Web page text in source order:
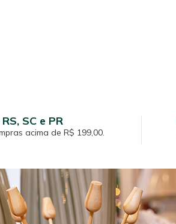
RS, SC e PR
acima de R$ 199,00.